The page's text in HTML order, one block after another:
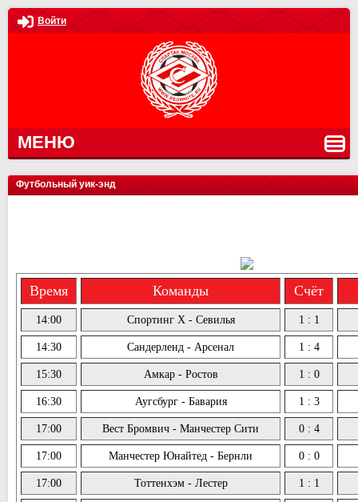
Войти
МЕНЮ
Футбольный уик-энд
Время Команды Счёт
14:00 Спортинг Х - Севилья 1 : 1
14:30 Сандерленд - Арсенал 1 : 4
15:30 Амкар - Ростов 1 : 0
16:30 Аугсбург - Бавария 1 : 3
17:00 Вест Бромвич - Манчестер Сити 0 : 4
17:00 Манчестер Юнайтед - Бернли 0 : 0
17:00 Тоттенхэм - Лестер 1 : 1